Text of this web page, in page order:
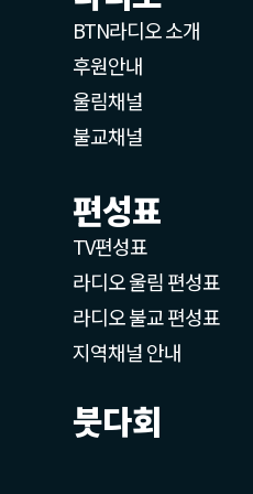
BTN라디오 소개
후원안내
울림채널
불교채널
편성표
TV편성표
라디오 울림 편성표
라디오 불교 편성표
지역채널 안내
붓다회